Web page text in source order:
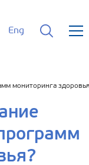
Eng
мониторинга